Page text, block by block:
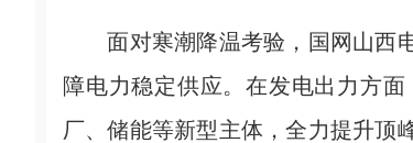
面对寒潮降温考验，国网山西电
障电力稳定供应。在发电出力方
厂、储能等新型主体，全力提升顶